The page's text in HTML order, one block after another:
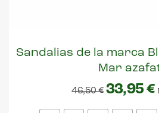
Sandalias de la marca
Mar
46,50€ 33,95€